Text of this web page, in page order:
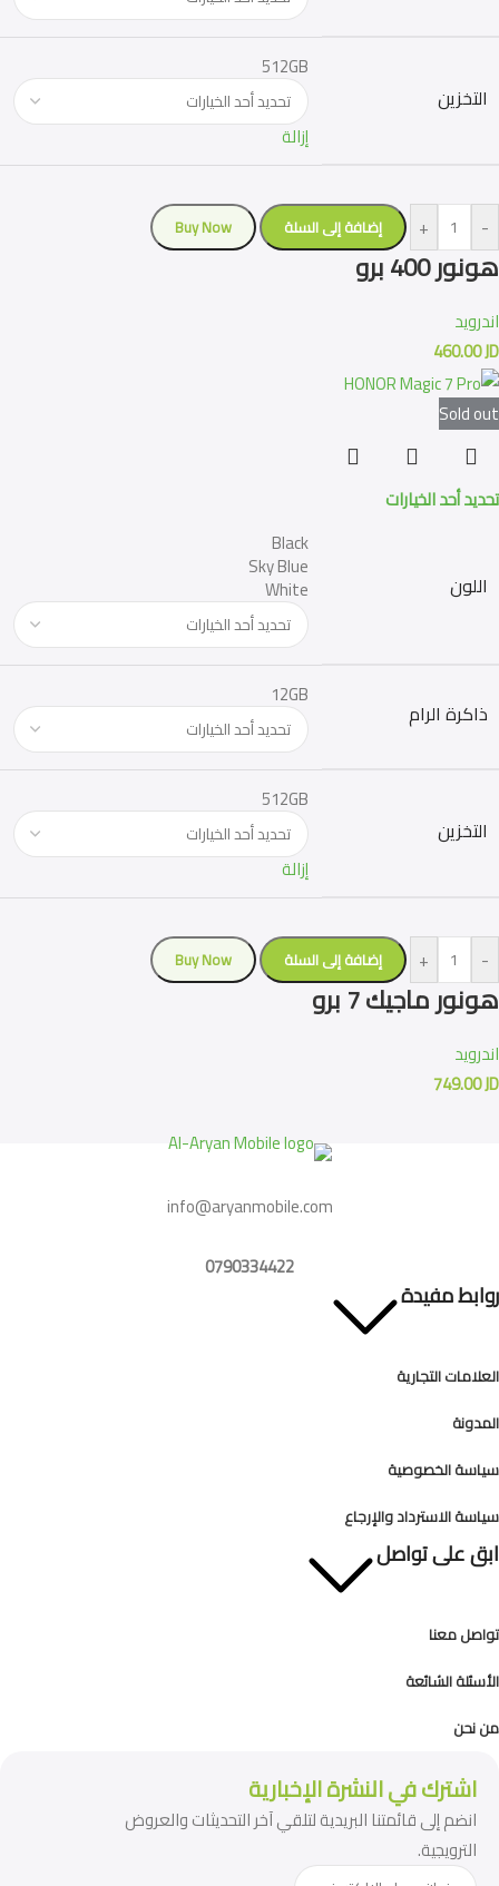
التخزين
512GB
إزالة
-
+ إضافة إلى السلة Buy Now
هونور 400 برو
اندرويد
460.00JD
Sold out
تحديد أحد الخيارات
اللون
Black
Sky Blue
White
ذاكرة الرام
12GB
التخزين
512GB
إزالة
-
+ إضافة إلى السلة Buy Now
هونور ماجيك 7 برو
اندرويد
749.00JD
info@aryanmobile.com
0790334422
روابط مفيدة
العلامات التجارية
المدونة
سياسة الخصوصية
سياسة الاسترداد والإرجاع
ابق على تواصل
تواصل معنا
الأسئلة الشائعة
من نحن
اشترك في النشرة الإخبارية
انضم إلى قائمتنا البريدية لتلقي آخر التحديثات والعروض
الترويجية.